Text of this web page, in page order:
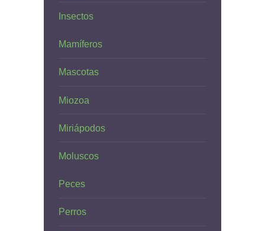
Insectos
Mamíferos
Mascotas
Miozoa
Miriápodos
Moluscos
Peces
Perros